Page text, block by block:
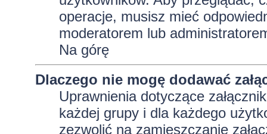
operacje, musisz mieć
moderatorem lub
Na górę
Dlaczego nie mogę dodawać
Uprawnienia dotyczące
każdej grupy i dla każdego
zezwolić na zamieszczanie